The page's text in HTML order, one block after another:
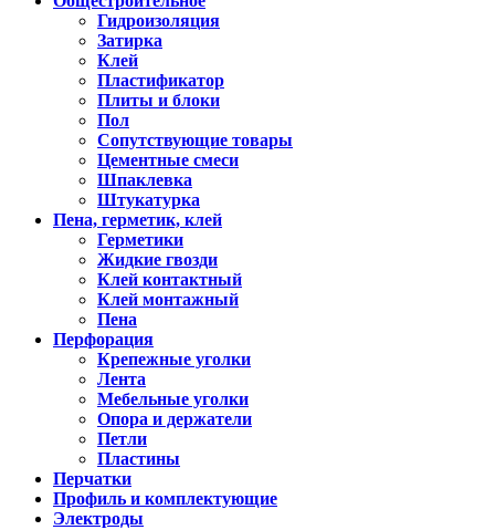
Гидроизоляция
Затирка
Клей
Пластификатор
Плиты и блоки
Пол
Сопутствующие товары
Цементные смеси
Шпаклевка
Штукатурка
Пена, герметик, клей
Герметики
Жидкие гвозди
Клей контактный
Клей монтажный
Пена
Перфорация
Крепежные уголки
Лента
Мебельные уголки
Опора и держатели
Петли
Пластины
Перчатки
Профиль и комплектующие
Электроды